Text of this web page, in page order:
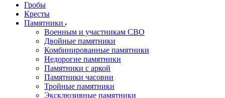
Гробы
Кресты
Памятники
Военным и участникам СВО
Двойные памятники
Комбинированные памятники
Недорогие памятники
Памятники с аркой
Памятники часовни
Тройные памятники
Эксклюзивные памятники